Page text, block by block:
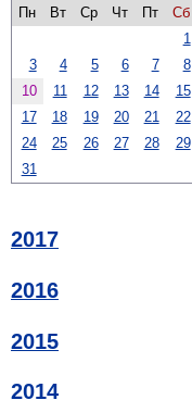
Пн Вт Ср Чт Пт Сб
1
3
4 5 6 7 8
10
11 12 13 14 15
17
18 19 20 21 22
24
25 26 27 28 29
31
2017
2016
2015
2014